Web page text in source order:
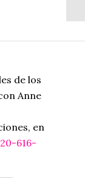
de los
Anne
en
616-